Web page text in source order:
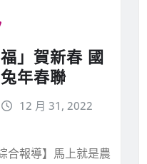
福」賀新春 國
年春聯
12 月 31, 2022
合報導】馬上就是農